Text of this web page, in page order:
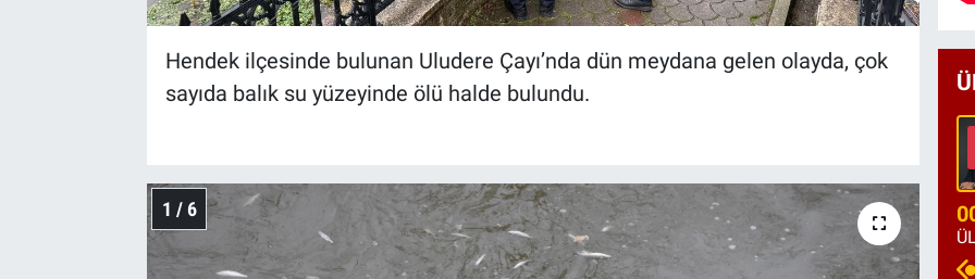
Hendek ilçesinde bulunan Uludere Çayı’nda dün meydana gelen olayda, çok
sayıda balık su yüzeyinde ölü halde bulundu.
1 / 6